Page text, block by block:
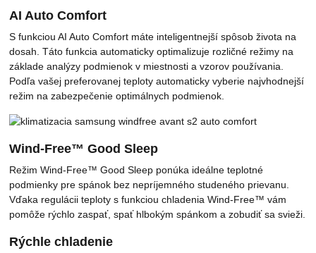
AI Auto Comfort
S funkciou AI Auto Comfort máte inteligentnejší spôsob života na
dosah. Táto funkcia automaticky optimalizuje rozličné režimy na
základe analýzy podmienok v miestnosti a vzorov používania.
Podľa vašej preferovanej teploty automaticky vyberie najvhodnejší
režim na zabezpečenie optimálnych podmienok.
Wind-Free™ Good Sleep
Režim Wind-Free™ Good Sleep ponúka ideálne teplotné
podmienky pre spánok bez nepríjemného studeného prievanu.
Vďaka regulácii teploty s funkciou chladenia Wind-Free™ vám
pomôže rýchlo zaspať, spať hlbokým spánkom a zobudiť sa svieži.
Rýchle chladenie